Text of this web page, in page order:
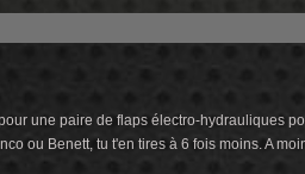
une paire de flaps électro-hydrauliques
ou Benett, tu t'en tires à 6 fois moins. A